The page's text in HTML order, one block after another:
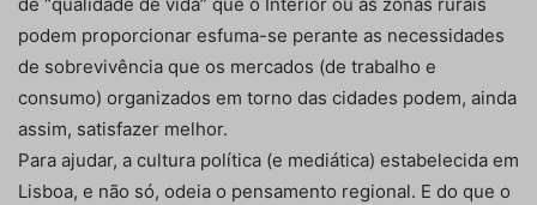
podem proporcionar esfuma-se perante as necessidades
de sobrevivência que os mercados (de trabalho e
consumo) organizados em torno das cidades podem, ainda
assim, satisfazer melhor.
Para ajudar, a cultura política (e mediática) estabelecida em
Lisboa, e não só, odeia o pensamento regional. E do que o